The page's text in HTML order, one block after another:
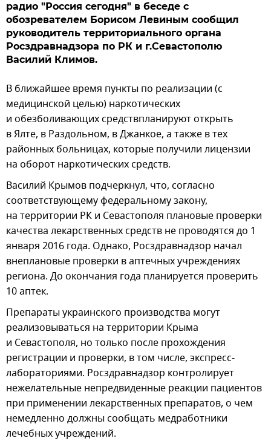
радио "Россия сегодня" в беседе с
обозревателем Борисом Левиным сообщил
руководитель территориального органа
Росздравнадзора по РК и г.Севастополю
Василий Климов.
В ближайшее время пункты по реализации (с
медицинской целью) наркотических
и обезболивающих средствпланируют открыть
в Ялте, в Раздольном, в Джанкое, а также в тех
районных больницах, которые получили лицензии
на оборот наркотических средств.
Василий Крымов подчеркнул, что, согласно
соответствующему федеральному закону,
на территории РК и Севастополя плановые проверки
качества лекарственных средств не проводятся до 1
января 2016 года. Однако, Росздравнадзор начал
внеплановые проверки в аптечных учреждениях
региона. До окончания года планируется проверить
10 аптек.
Препараты украинского производства могут
реализовываться на территории Крыма
и Севастополя, но только после прохождения
регистрации и проверки, в том числе, экспресс-
лабораториями. Росздравнадзор контролирует
нежелательные непредвиденные реакции пациентов
при применении лекарственных препаратов, о чем
немедленно должны сообщать медработники
лечебных учреждений.